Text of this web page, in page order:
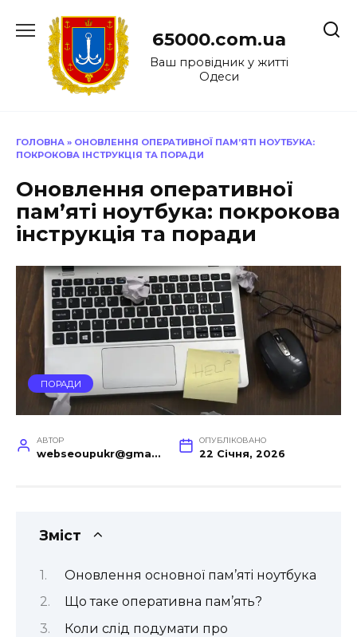
до
65000.com.ua
Ваш провідник у житті
Одеси
ГОЛОВНА » ОНОВЛЕННЯ ОПЕРАТИВНОЇ ПАМ’ЯТІ НОУТБУКА:
ПОКРОКОВА ІНСТРУКЦІЯ ТА ПОРАДИ
Оновлення оперативної
пам’яті ноутбука: покрокова
інструкція та поради
ПОРАДИ
АВТОР
webseoupukr@gmail.com
ОПУБЛІКОВАНО
22 Січня, 2026
Зміст
Оновлення основної пам’яті ноутбука
Що таке оперативна пам’ять?
Коли слід подумати про